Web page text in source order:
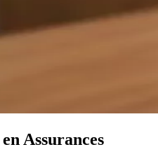
Assurances